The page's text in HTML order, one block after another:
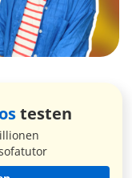
testen